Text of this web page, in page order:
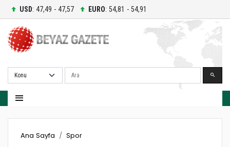
USD: 47,49 - 47,57 EURO: 54,81 - 54,91
Ara
Ana Sayfa Spor